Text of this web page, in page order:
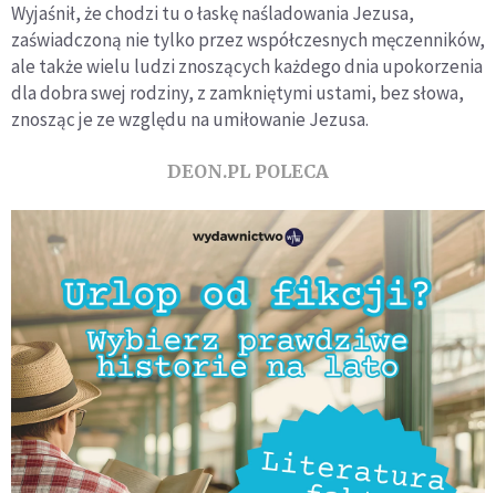
Wyjaśnił, że chodzi tu o łaskę naśladowania Jezusa,
zaświadczoną nie tylko przez współczesnych męczenników,
ale także wielu ludzi znoszących każdego dnia upokorzenia
dla dobra swej rodziny, z zamkniętymi ustami, bez słowa,
znosząc je ze względu na umiłowanie Jezusa.
DEON.PL POLECA